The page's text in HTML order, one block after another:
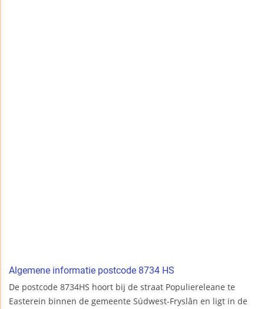
Algemene informatie postcode 8734 HS
De postcode 8734HS hoort bij de straat Populiereleane te
Easterein binnen de gemeente Súdwest-Fryslân en ligt in de